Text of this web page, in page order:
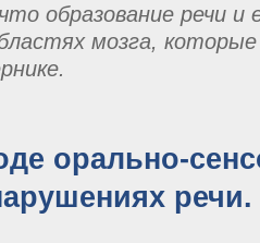
образование речи и
мозга,
орально-
речи.